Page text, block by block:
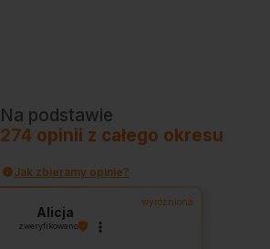
Na podstawie
274 opinii z całego okresu
Jak zbieramy opinie?
wyróżniona
Alicja
zweryfikowano